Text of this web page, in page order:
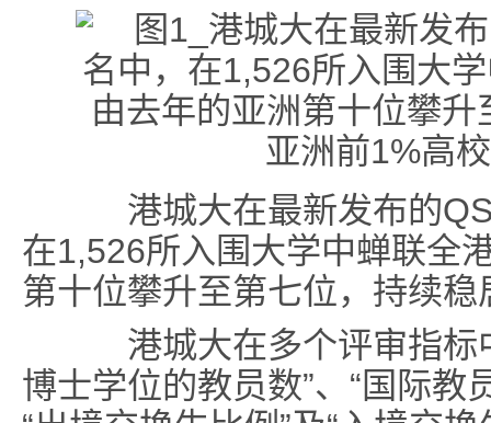
港城大在最新发布的QS
在1,526所入围大学中蝉联全
第十位攀升至第七位，持续
港城大在多个评审指标
博士学位的教员数”、“国际教